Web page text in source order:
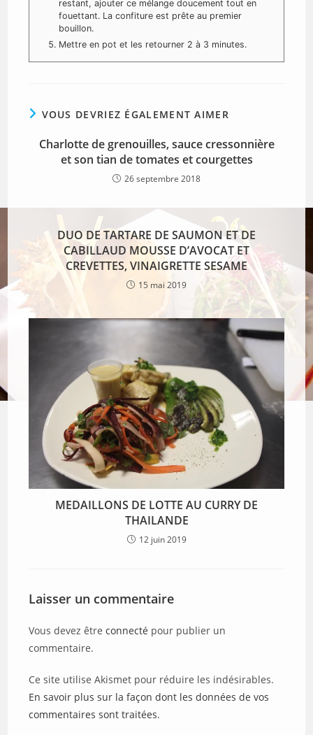
restant, ajouter ce mélange doucement tout en
fouettant. La confiture est prête au premier
bouillon.
Mettre en pot et les retourner 2 à 3 minutes.
VOUS DEVRIEZ ÉGALEMENT AIMER
Charlotte de grenouilles, sauce cressonnière
et son tian de tomates et courgettes
26 septembre 2018
DUO DE TARTARE DE SAUMON ET DE
CABILLAUD MOUSSE D’AVOCAT ET
CREVETTES, VINAIGRETTE SESAME
15 mai 2019
MEDAILLONS DE LOTTE AU CURRY DE
THAILANDE
12 juin 2019
Laisser un commentaire
Vous devez êtreconnecté pour publier un
commentaire.
Ce site utilise Akismet pour réduire les indésirables.
En savoir plus sur la façon dont les données de vos
commentaires sont traitées.